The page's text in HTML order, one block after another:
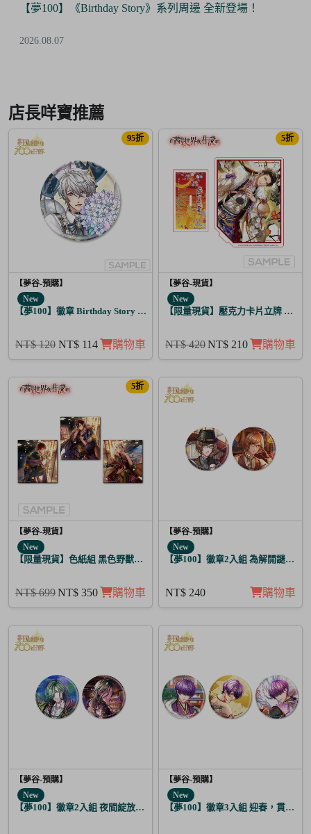
【夢100】《Birthday Story》系列周邊 全新登場！
2026.08.07
6
店長咩寶推薦
95折
【夢谷-預購】
New
【夢100】徽章 Birthday Story 亞當 日覺
NT$ 120 NT$ 114 購物車
5折
【夢谷-現貨】
New
【限量現貨】壓克力卡片立牌 傳遞
NT$ 420NT$ 210 購物車
5折
【夢谷-現貨】
New
【限量現貨】色紙組 黑色野獸的咆哮 3入
NT$ 699NT$ 350 購物車
【夢谷-預購】
New
【夢100】徽章2入組 為解開謎題的
NT$ 240 購物車
【夢谷-預購】
New
【夢100】徽章2入組 夜間綻放的花香調酒 尼潘帝思
【夢谷-預購】
New
【夢100】徽章3入組 迎春，貫徹仁